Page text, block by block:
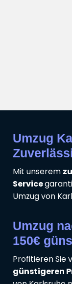
Umzug
Mit unserem
Service
Umzug von
Umzug
150€
Profitieren Sie
günstigeren